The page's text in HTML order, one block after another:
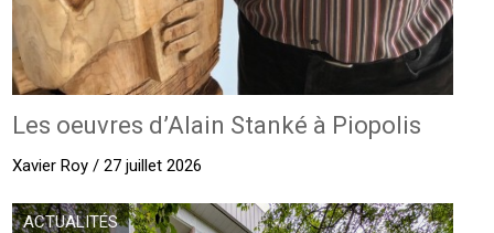
Les oeuvres d’Alain Stanké à Piopolis
Xavier Roy / 27 juillet 2026
ACTUALITÉS